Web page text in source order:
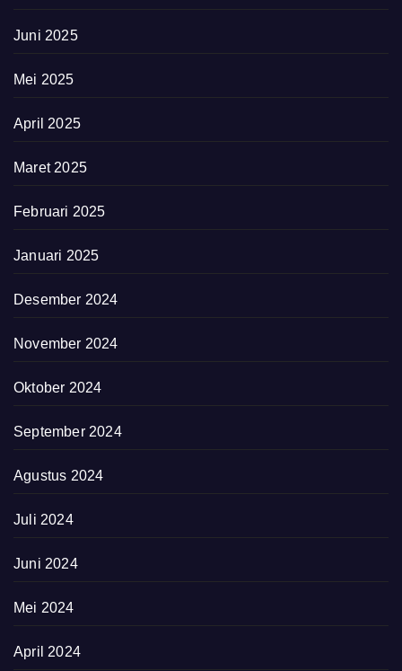
Juni 2025
Mei 2025
April 2025
Maret 2025
Februari 2025
Januari 2025
Desember 2024
November 2024
Oktober 2024
September 2024
Agustus 2024
Juli 2024
Juni 2024
Mei 2024
April 2024